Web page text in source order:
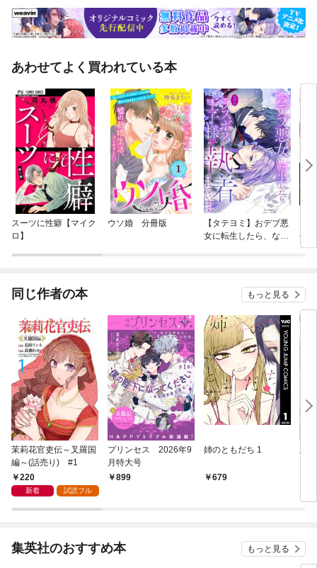
あわせてよく買われている本
スーツに性癖【マイク
ロ】
ウソ婚 分冊版
【タテヨミ】おデブ悪
女に転生したら、なぜ
令
同じ作者の本 もっと見る
茉莉花官吏伝～叉羅国
編～(話売り) #1
220
新着 試読フル
プリンセス 2026年9
月特大号
899
姉のともだち 1
679
集英社のおすすめ本 もっと見る